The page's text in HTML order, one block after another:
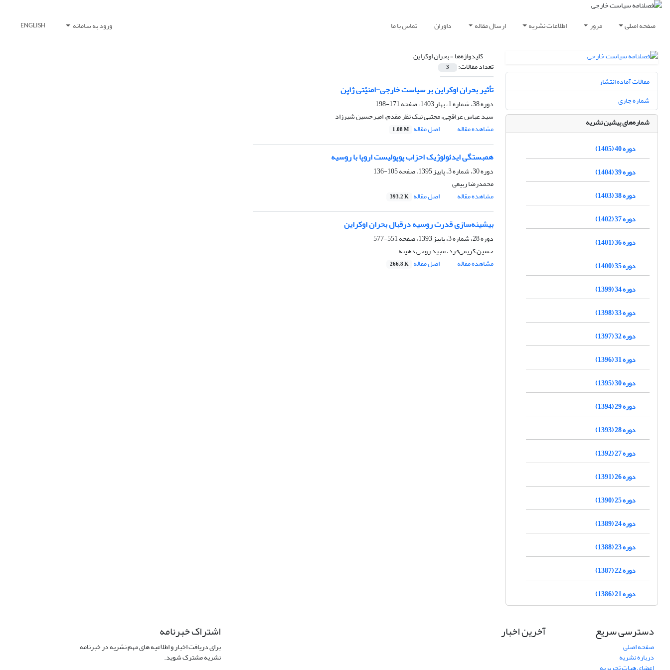
صفحه اصلی مرور اطلاعات نشریه ارسال مقاله داوران تماس با ما ورود به سامانه ENGLISH
کلیدواژه‌ها =بحران اوکراین
تعداد مقالات: 3
تأثیر بحران اوکراین بر سیاست خارجی-امنیّتی ژاپن
دوره 38، شماره 1، بهار 1403، صفحه
171-198
سید عباس عراقچی، مجتبی نیک نظر مقدم، امیرحسین شیرزاد
مشاهده مقاله
اصل مقاله 1.08 M
همبستگی ایدئولوژیک احزاب پوپولیست اروپا با روسیه
دوره 30، شماره 3، پاییز 1395، صفحه
105-136
محمدرضا ربیعی
مشاهده مقاله
اصل مقاله 393.2 K
بیشینه‌سازی قدرت روسیه درقبال بحران اوکراین
دوره 28، شماره 3، پاییز 1393، صفحه
551-577
حسین کریمی‌فرد، مجید روحی دهینه
مشاهده مقاله
اصل مقاله 266.8 K
مقالات آماده انتشار
شماره جاری
شماره‌های پیشین نشریه
دوره 40 (1405)
دوره 39 (1404)
دوره 38 (1403)
دوره 37 (1402)
دوره 36 (1401)
دوره 35 (1400)
دوره 34 (1399)
دوره 33 (1398)
دوره 32 (1397)
دوره 31 (1396)
دوره 30 (1395)
دوره 29 (1394)
دوره 28 (1393)
دوره 27 (1392)
دوره 26 (1391)
دوره 25 (1390)
دوره 24 (1389)
دوره 23 (1388)
دوره 22 (1387)
دوره 21 (1386)
دسترسی سریع
صفحه اصلی
درباره نشریه
آخرین اخبار اشتراک خبرنامه
برای دریافت اخبار و اطلاعیه های مهم نشریه در خبرنامه
نشریه مشترک شوید.